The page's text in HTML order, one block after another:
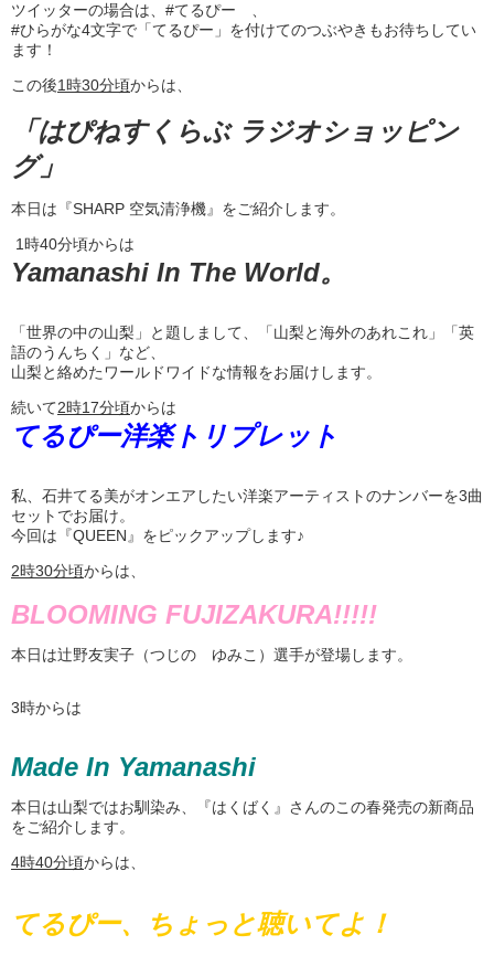
ツイッターの場合は、#てるぴー 、
#ひらがな4文字で「てるぴー」を付けてのつぶやきもお待ちしてい
ます！
この後1時30分頃からは、
「はぴねすくらぶ ラジオショッピン
グ」
本日は『SHARP 空気清浄機』をご紹介します。
1時40分頃からは
Yamanashi In The World。
「世界の中の山梨」と題しまして、「山梨と海外のあれこれ」「英
語のうんちく」など、
山梨と絡めたワールドワイドな情報をお届けします。
続いて2時17分頃からは
てるぴー洋楽トリプレット
私、石井てる美がオンエアしたい洋楽アーティストのナンバーを3曲
セットでお届け。
今回は『QUEEN』をピックアップします♪
2時30分頃からは、
BLOOMING FUJIZAKURA!!!!!
本日は辻野友実子（つじの ゆみこ）選手が登場します。
3時からは
Made In Yamanashi
本日は山梨ではお馴染み、『はくばく』さんのこの春発売の新商品
をご紹介します。
4時40分頃からは、
てるぴー、ちょっと聴いてよ！